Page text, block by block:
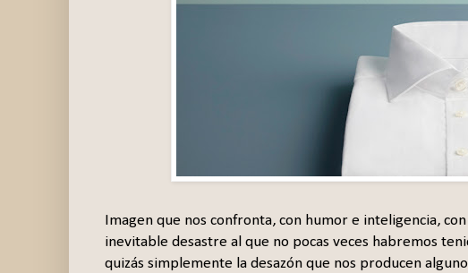
Imagen que nos confronta, con humor e inteligencia,
inevitable desastre al que no pocas veces habremos
quizás simplemente la desazón que nos producen